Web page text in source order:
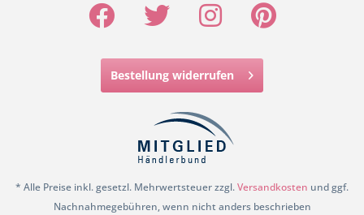
Bestellung widerrufen
* Alle Preise inkl. gesetzl. Mehrwertsteuer zzgl.Versandkosten und ggf.
Nachnahmegebühren, wenn nicht anders beschrieben